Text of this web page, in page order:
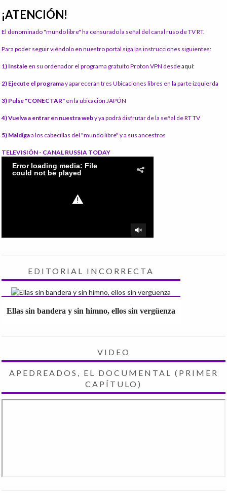
¡ATENCIÓN!
El denominado "mundo libre" ha censurado la señal del canal ruso de TV RT.
Para poder seguir viéndolo en nuestro portal siga las instrucciones siguientes:
1) Instale en su ordenador el programa gratuito Proton VPN desdeaquí:
2) Ejecute el programay aparecerán tres Ubicaciones libres en la parte izquierda
3) Pulse "CONECTAR" en la ubicación JAPÓN
4) Vuelva a entrar en nuestra weby ya podrá disfrutar de la señal de RT TV
5) Maldigaa los cabecillas del "mundo libre" y a sus ancestros
TELEVISIÓN - CANAL RUSSIA TODAY
EDITORIAL INCORRECTA
Ellas sin bandera y sin himno, ellos sin vergüenza
VIDEO
APEDREADOS, EL DOCUMENTAL (PRIMER
CAPÍTULO)